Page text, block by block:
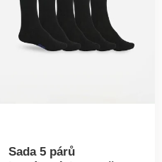
Sada 5 párů